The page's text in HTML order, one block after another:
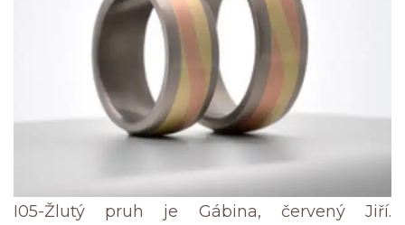
I05-Žlutý pruh je Gábina, červený Jiří.